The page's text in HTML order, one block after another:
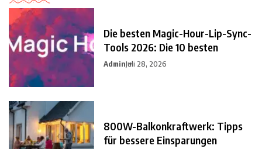
Die besten Magic-Hour-Lip-Sync-
Tools 2026: Die 10 besten
AdminJuli 28, 2026
800W-Balkonkraftwerk: Tipps
für bessere Einsparungen